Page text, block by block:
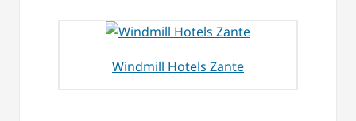
Windmill Hotels Zante